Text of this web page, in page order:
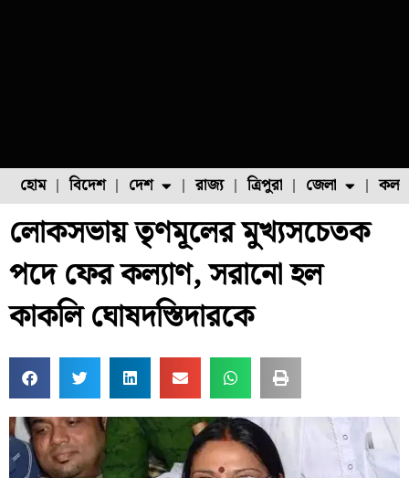
হোম বিদেশ দেশ
ফুল চাষ ফল চাষ মাছ চাষ পোল্ট্রি চাষ
রাজ্য ত্রিপুরা জেলা
উত্তর ২৪ পরগনা
লোকসভায় তৃণমূলের মুখ্যসচেতক
পদে ফের কল্যাণ, সরানো হল
কাকলি ঘোষদস্তিদারকে